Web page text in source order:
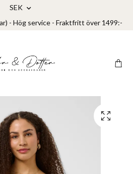
SEK
- Hög service - Fraktfritt över 1499:-